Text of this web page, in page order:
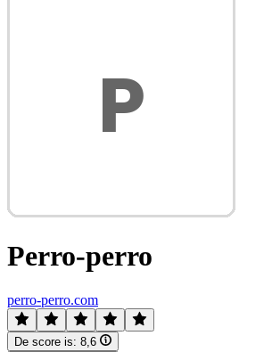
Perro-perro
perro-perro.com
De score is: 8,6